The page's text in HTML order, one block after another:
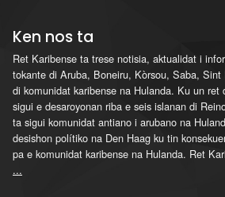
Ken nos ta
Ret Karibense ta trese notisia, aktualidat i
tokante di Aruba, Boneiru, Kòrsou, Saba,
di komunidat karibense na Hulanda. Ku un ret
sigui e desaroyonan riba e seis islanan di
ta sigui komunidat antiano i arubano na
desishon polítiko na Den Haag ku tin
pa e komunidat karibense na Hulanda. Ret
...